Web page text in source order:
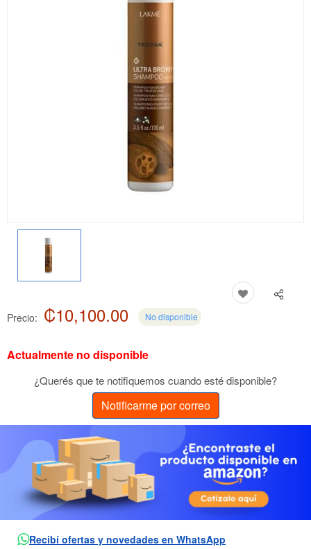
Precio: ₡10,100.00 No disponible
Actualmente no disponible
¿Querés que te notifiquemos cuando esté disponible?
Notificarme por correo
Recibí ofertas y novedades en WhatsApp